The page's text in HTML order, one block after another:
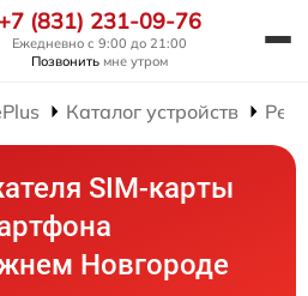
+7 (831) 231-09-76
Ежедневно с 9:00 до 21:00
Позвонить мне утром
Каталог устройств
SIM-карты
Новгороде